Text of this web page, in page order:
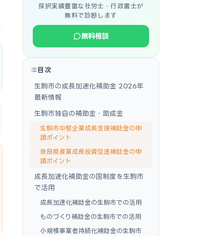
採択実績豊富な社労士・行政書士が
無料で診断します
無料相談
目次
生駒市の成長加速化補助金 2026年
最新情報
生駒市独自の補助金・助成金
生駒市中堅企業成長支援補助金の申
請ポイント
奈良県産業成長投資促進補助金の申
請ポイント
成長加速化補助金の国制度を生駒市
で活用
成長加速化補助金の生駒市での活用
ものづくり補助金の生駒市での活用
小規模事業者持続化補助金の生駒市